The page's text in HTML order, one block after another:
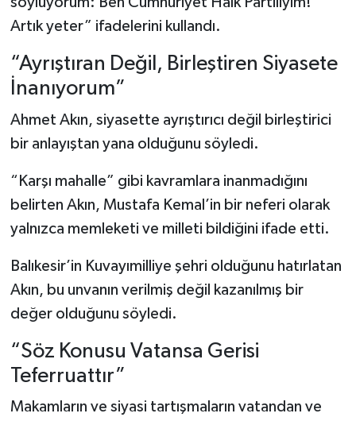
Artık yeter” ifadelerini kullandı.
“Ayrıştıran Değil, Birleştiren Siyasete
İnanıyorum”
Ahmet Akın, siyasette ayrıştırıcı değil birleştirici
bir anlayıştan yana olduğunu söyledi.
“Karşı mahalle” gibi kavramlara inanmadığını
belirten Akın, Mustafa Kemal’in bir neferi olarak
yalnızca memleketi ve milleti bildiğini ifade etti.
Balıkesir’in Kuvayımilliye şehri olduğunu hatırlatan
Akın, bu unvanın verilmiş değil kazanılmış bir
değer olduğunu söyledi.
“Söz Konusu Vatansa Gerisi
Teferruattır”
Makamların ve siyasi tartışmaların vatandan ve